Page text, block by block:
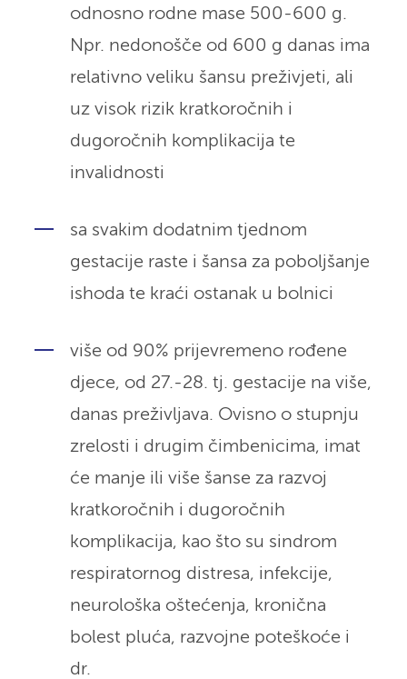
odnosno rodne mase 500-600 g.
Npr. nedonošče od 600 g danas ima
relativno veliku šansu preživjeti, ali
uz visok rizik kratkoročnih i
dugoročnih komplikacija te
invalidnosti
sa svakim dodatnim tjednom
gestacije raste i šansa za poboljšanje
ishoda te kraći ostanak u bolnici
više od 90% prijevremeno rođene
djece, od 27.-28. tj. gestacije na više,
danas preživljava. Ovisno o stupnju
zrelosti i drugim čimbenicima, imat
će manje ili više šanse za razvoj
kratkoročnih i dugoročnih
komplikacija, kao što su sindrom
respiratornog distresa, infekcije,
neurološka oštećenja, kronična
bolest pluća, razvojne poteškoće i
dr.